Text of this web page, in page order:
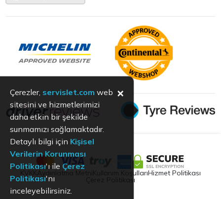
Aydınlatma Metni Kullanım KoşullarıHizmet Politikası
Çerez Politikası
Çerezler, servislet.com web
sitesini ve hizmetlerimizi
daha etkin bir şekilde
sunmamızı sağlamaktadır.
Detaylı bilgi için Kişisel
Verilerin Korunması
Politikası'ı ile Çerez
Politikası'nı
inceleyebilirsiniz.
×